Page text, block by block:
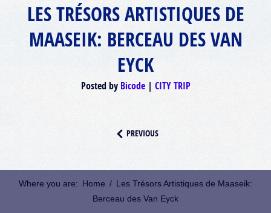
LES TRÉSORS ARTISTIQUES DE
MAASEIK: BERCEAU DES VAN
EYCK
Posted by Bicode CITY TRIP
PREVIOUS
Where you are: Home / Les Trésors Artistiques de Maaseik:
Berceau des Van Eyck